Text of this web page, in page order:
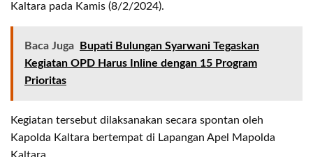
Kaltara pada Kamis (8/2/2024).
Baca Juga
Bupati Bulungan Syarwani Tegaskan
Kegiatan OPD Harus Inline dengan 15 Program
Prioritas
Kegiatan tersebut dilaksanakan secara spontan oleh
Kapolda Kaltara bertempat di Lapangan Apel Mapolda